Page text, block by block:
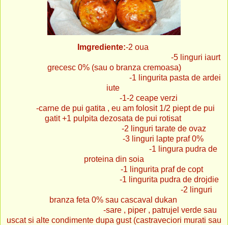
Imgrediente:-2 oua
-5 linguri iaurt
grecesc 0% (sau o branza cremoasa)
-1 lingurita pasta de ardei
iute
-1-2 ceape verzi
-carne de pui gatita , eu am folosit 1/2 piept de pui
gatit +1 pulpita dezosata de pui rotisat
-2 linguri tarate de ovaz
-3 linguri lapte praf 0%
-1 lingura pudra de
proteina din soia
-1 lingurita praf de copt
-1 lingurita pudra de drojdie
-2 linguri
branza feta 0% sau cascaval dukan
-sare , piper , patrujel verde sau
uscat si alte condimente dupa gust (castraveciori murati sau